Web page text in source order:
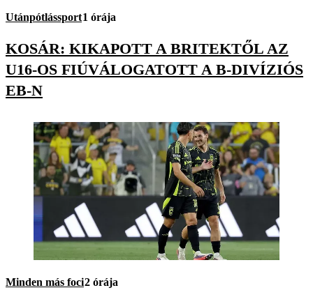
Utánpótlássport1 órája
KOSÁR: KIKAPOTT A BRITEKTŐL AZ
U16-OS FIÚVÁLOGATOTT A B-DIVÍZIÓS
EB-N
Minden más foci2 órája